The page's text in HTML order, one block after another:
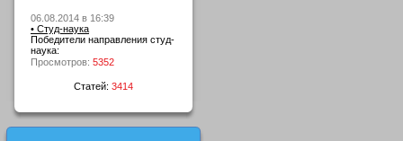
06.08.2014 в 16:39
• Студ-наука
Победители направления студ-
наука:
Просмотров: 5352
Статей: 3414